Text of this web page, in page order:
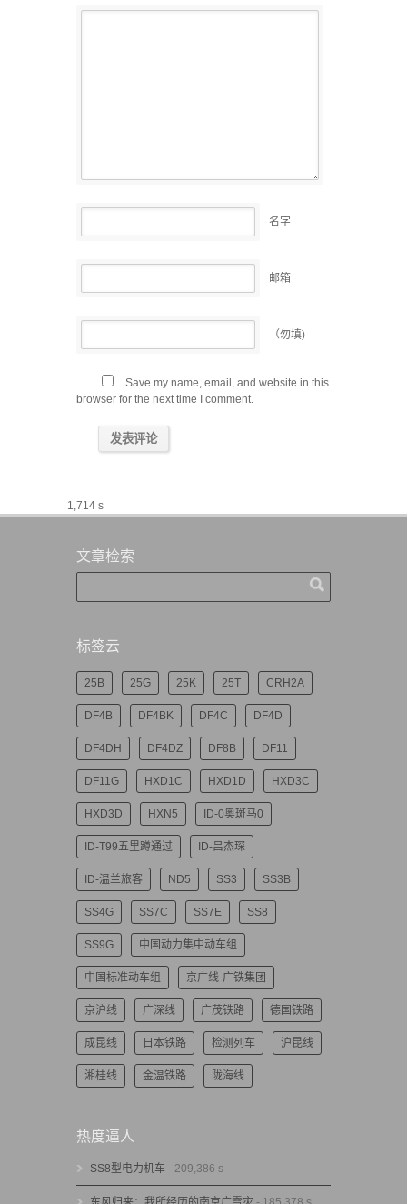
名字
邮箱
（勿填)
Save my name, email, and website in this
browser for the next time I comment.
1,714 s
文章检索
标签云
25B 25G 25K 25T CRH2A
DF4B DF4BK DF4C DF4D
DF4DH DF4DZ DF8B DF11
DF11G HXD1C HXD1D HXD3C
HXD3D HXN5 ID-0奥斑马0
ID-T99五里蹲通过 ID-吕杰琛
ID-温兰旅客 ND5 SS3 SS3B
SS4G SS7C SS7E SS8
SS9G 中国动力集中动车组
中国标准动车组 京广线-广铁集团
京沪线 广深线 广茂铁路 德国铁路
成昆线 日本铁路 检测列车 沪昆线
湘桂线 金温铁路 陇海线
热度逼人
SS8型电力机车 - 209,386 s